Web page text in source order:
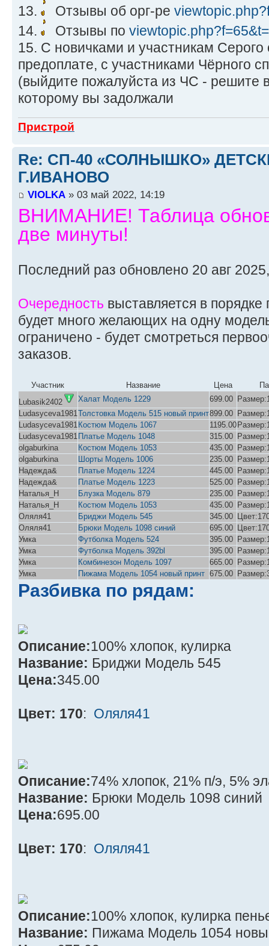
13.
Отзывы об орг-ре
14.
Отзывы по
15. С новичками и участникам
предоплате, с участниками Чёрного
(выйдите пожалуйста из ЧС - решите
которому вы задолжали
Пристрой
Re: СП-40 «СОЛНЫШКО»
Г.ИВАНОВО
VIOLKA » 03 май 2022, 14:19
ВНИМАНИЕ! Таблица
две минуты!
Последний раз обновлено 20 авг
Очередность выставляется в порядке
будет много желающих на одну
ограничено - будет смотреться
заказов.
Участник Название Цена
Lubasik2402
Халат Модель 1229 699.00
Ludasyceva1981Толстовка Модель 515 новый принт899.00
Ludasyceva1981 Костюм Модель 1067 1195.00
Ludasyceva1981 Платье Модель 1048 315.00
olgaburkina
Костюм Модель 1053 435.00
olgaburkina
Шорты Модель 1006 235.00
Надежда&
Платье Модель 1224 445.00
Надежда&
Платье Модель 1223 525.00
Наталья_Н
Блузка Модель 879 235.00
Наталья_Н
Костюм Модель 1053 435.00
Оляля41
Бриджи Модель 545 345.00
Оляля41
Брюки Модель 1098 синий 695.00
Умка
Футболка Модель 524 395.00
Умка
Футболка Модель 392bl 395.00
Умка
Комбинезон Модель 1097 665.00
Умка
Пижама Модель 1054 новый принт 675.00
Разбивка по рядам:
Описание:100% хлопок, кулирка
Название: Бриджи Модель 545
Цена:345.00
Цвет: 170: Оляля41
Описание:74% хлопок, 21% п/э, 5%
Название: Брюки Модель 1098 синий
Цена:695.00
Цвет: 170: Оляля41
Описание:100% хлопок, кулирка
Название: Пижама Модель 1054